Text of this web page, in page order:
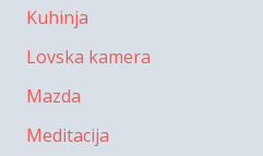
Kuhinja
Lovska kamera
Mazda
Meditacija